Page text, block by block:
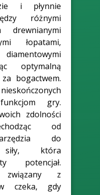
i płynnie
różnymi
łopatami,
optymalną
bogactwem.
gry.
zdolności
od
do
siły, która
potencjał.
związany z
czeka, gdy